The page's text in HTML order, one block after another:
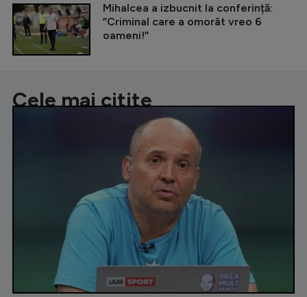
Mihalcea a izbucnit la conferință:
”Criminal care a omorât vreo 6
oameni!”
Cele mai citite